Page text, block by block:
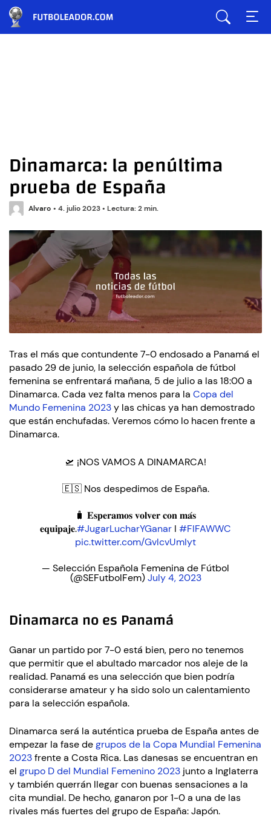
Dinamarca: la penúltima
prueba de España
Alvaro • 4. julio 2023• Lectura: 2 min.
Tras el más que contundente 7-0 endosado a Panamá el
pasado 29 de junio, la selección española de fútbol
femenina se enfrentará mañana, 5 de julio a las 18:00 a
Dinamarca. Cada vez falta menos para la Copa del
Mundo Femenina 2023y las chicas ya han demostrado
que están enchufadas. Veremos cómo lo hacen frente a
Dinamarca.
🛫 ¡NOS VAMOS A DINAMARCA!
🇪🇸 Nos despedimos de España.
🧳 𝐄𝐬𝐩𝐞𝐫𝐚𝐦𝐨𝐬 𝐯𝐨𝐥𝐯𝐞𝐫 𝐜𝐨𝐧 𝐦𝐚́𝐬
𝐞𝐪𝐮𝐢𝐩𝐚𝐣𝐞.#JugarLucharYGanar I #FIFAWWC
pic.twitter.com/GvlcvUmIyt
— Selección Española Femenina de Fútbol
(@SEFutbolFem)July 4, 2023
Dinamarca no es Panamá
Ganar un partido por 7-0 está bien, pero no tenemos
que permitir que el abultado marcador nos aleje de la
realidad. Panamá es una selección que bien podría
considerarse amateur y ha sido solo un calentamiento
para la selección española.
Dinamarca será la auténtica prueba de España antes de
empezar la fase degrupos de la Copa Mundial Femenina
2023frente a Costa Rica. Las danesas se encuentran en
el grupo D del Mundial Femenino 2023 junto a Inglaterra
y también querrán llegar con buenas sensaciones a la
cita mundial. De hecho, ganaron por 1-0 a una de las
rivales más fuertes del grupo de España: Japón.